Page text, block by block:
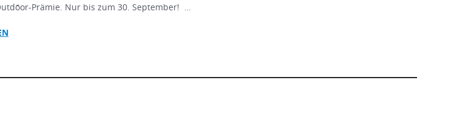
Prämie. Nur bis zum 30. September! …